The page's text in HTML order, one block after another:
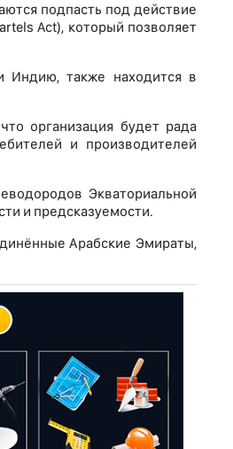
подпасть под действие
Act), который позволяет
Индию, также находится в
организация будет рада
и производителей
Экваториальной
и предсказуемости.
Арабские Эмираты,